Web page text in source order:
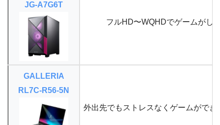
JG-A7G6T
フルHD〜WQHDでゲームがし
GALLERIA
RL7C-R56-5N
外出先でもストレスなくゲームがで